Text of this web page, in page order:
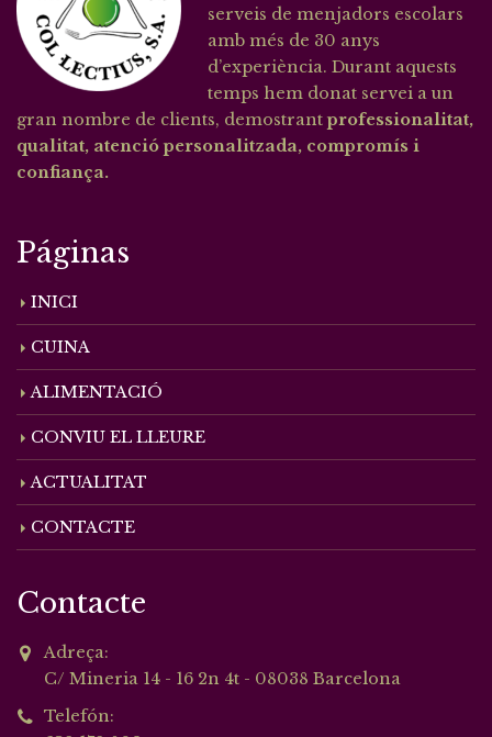
serveis de menjadors escolars
amb més de 30 anys
d’experiència. Durant aquests
temps hem donat servei a un
gran nombre de clients, demostrantprofessionalitat,
qualitat, atenció personalitzada, compromís i
confiança.
Páginas
INICI
CUINA
ALIMENTACIÓ
CONVIU EL LLEURE
ACTUALITAT
CONTACTE
Contacte
Adreça:
C/ Mineria 14 - 16 2n 4t - 08038 Barcelona
Telefón: